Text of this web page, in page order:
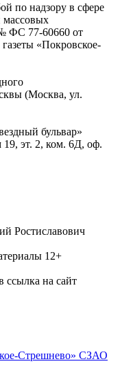
по надзору в сфере
массовых
ФС 77-60660 от
«Покровское-
(Москва, ул.
бульвар»
эт. 2, ком. 6Д, оф.
Ростиславович
12+
ссылка на сайт
Стрешнево» СЗАО